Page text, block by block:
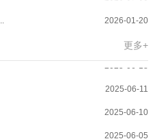
2026-01-20
2026-08-05
2026-08-04
2026-07-28
2026-07-20
2026-07-17
更多+
2025-07-11
2025-06-18
2025-06-11
2025-06-10
2025-06-05